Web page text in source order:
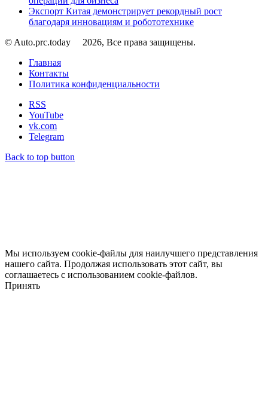
Экспорт Китая демонстрирует рекордный рост
благодаря инновациям и робототехнике
© Auto.prc.today
2026, Все права защищены.
Главная
Контакты
Политика конфиденциальности
RSS
YouTube
vk.com
Telegram
Back to top button
Мы используем cookie-файлы для наилучшего представления
нашего сайта. Продолжая использовать этот сайт, вы
соглашаетесь с использованием cookie-файлов.
Принять